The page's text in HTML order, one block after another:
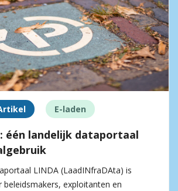
E-laden
één landelijk dataportaal
LINDA (LaadINfraDAta) is
exploitanten en